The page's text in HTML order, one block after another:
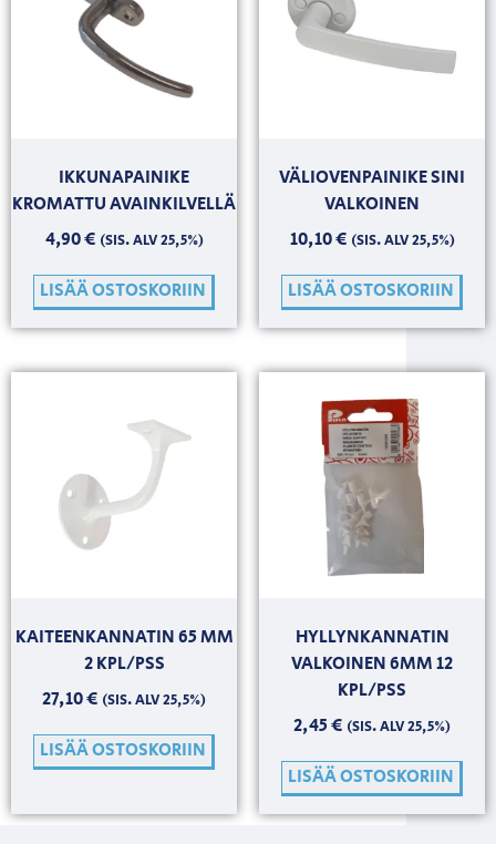
IKKUNAPAINIKE
KROMATTU AVAINKILVELLÄ
4,90€ (SIS. ALV 25,5%)
LISÄÄ OSTOSKORIIN
VÄLIOVENPAINIKE SINI
VALKOINEN
10,10€ (SIS. ALV 25,5%)
LISÄÄ OSTOSKORIIN
KAITEENKANNATIN 65 MM
2 KPL/PSS
27,10€ (SIS. ALV 25,5%)
LISÄÄ OSTOSKORIIN
HYLLYNKANNATIN
VALKOINEN 6MM 12
KPL/PSS
2,45€ (SIS. ALV 25,5%)
LISÄÄ OSTOSKORIIN